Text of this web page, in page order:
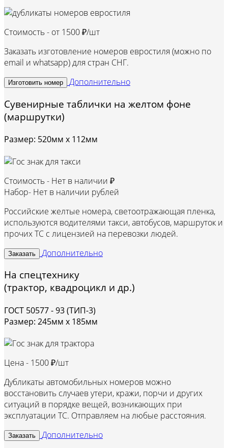
Стоимость - от 1500 ₽/шт
Заказать изготовление номеров евростиля (можно по
email и whatsapp) для стран СНГ.
Изготовить номер Дополнительно
Сувенирные таблички на желтом фоне
(маршрутки)
Размер: 520мм х 112мм
Стоимость - Нет в наличии ₽
Набор- Нет в наличии рублей
Российские желтые номера, светоотражающая пленка,
используются водителями такси, автобусов, маршруток и
прочих ТС с лицензией на перевозки людей.
Заказать Дополнительно
На спецтехнику
(трактор, квадроцикл и др.)
ГОСТ 50577 - 93 (ТИП-3)
Размер: 245мм х 185мм
Цена - 1500 ₽/шт
Дубликаты автомобильных номеров можно
восстановить случаев утери, кражи, порчи и других
ситуаций в порядке вещей, возникающих при
эксплуатации ТС. Отправляем на любые расстояния.
Заказать Дополнительно